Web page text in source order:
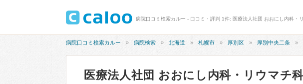
病院口コミ検索カルー - 口コミ・評判 1件: 医療法人社団 おおにし内科・
病院口コミ検索カルー 病院検索 北海道 札幌市 厚別区 厚別中央二条
医療法人社団 おおにし内科・リウマチ